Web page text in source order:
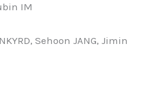
IM
Sehoon JANG, Jimin